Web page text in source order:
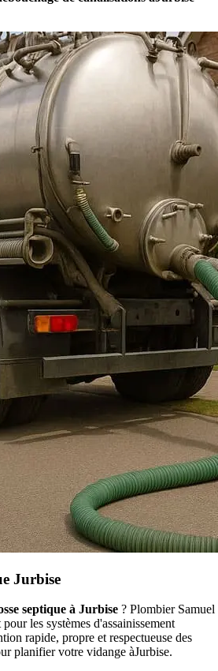
Jurbise
septique à Jurbise ? Plombier Samuel
les systèmes d'assainissement
rapide, propre et respectueuse des
planifier votre vidange àJurbise.